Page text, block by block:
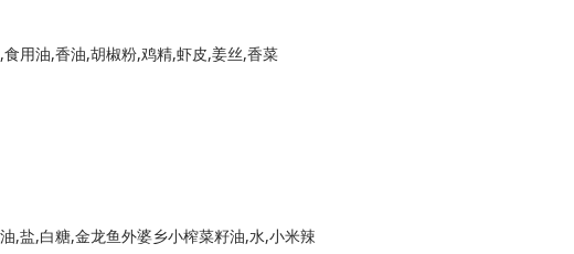
用油,香油,胡椒粉,鸡精,虾皮,姜丝,香菜
,盐,白糖,金龙鱼外婆乡小榨菜籽油,水,小米辣